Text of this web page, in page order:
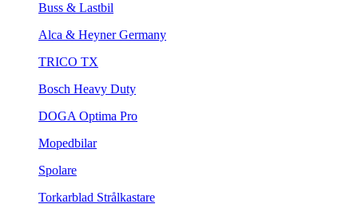
Buss & Lastbil
Alca & Heyner Germany
TRICO TX
Bosch Heavy Duty
DOGA Optima Pro
Mopedbilar
Spolare
Torkarblad Strålkastare